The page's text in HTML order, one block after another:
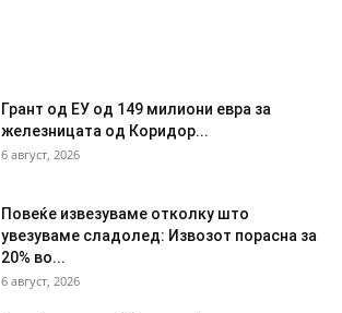
Грант од ЕУ од 149 милиони евра за
железницата од Коридор...
6 август, 2026
Повеќе извезуваме отколку што
увезуваме сладолед: Извозот порасна за
20% во...
6 август, 2026